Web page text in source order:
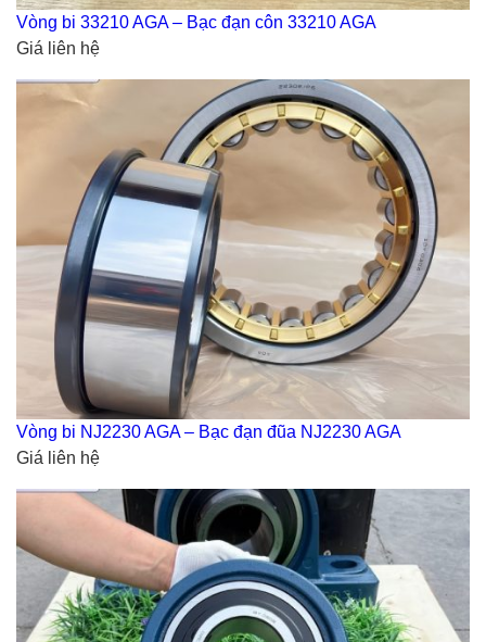
Vòng bi 33210 AGA – Bạc đạn côn 33210 AGA
Giá liên hệ
Vòng bi NJ2230 AGA – Bạc đạn đũa NJ2230 AGA
Giá liên hệ